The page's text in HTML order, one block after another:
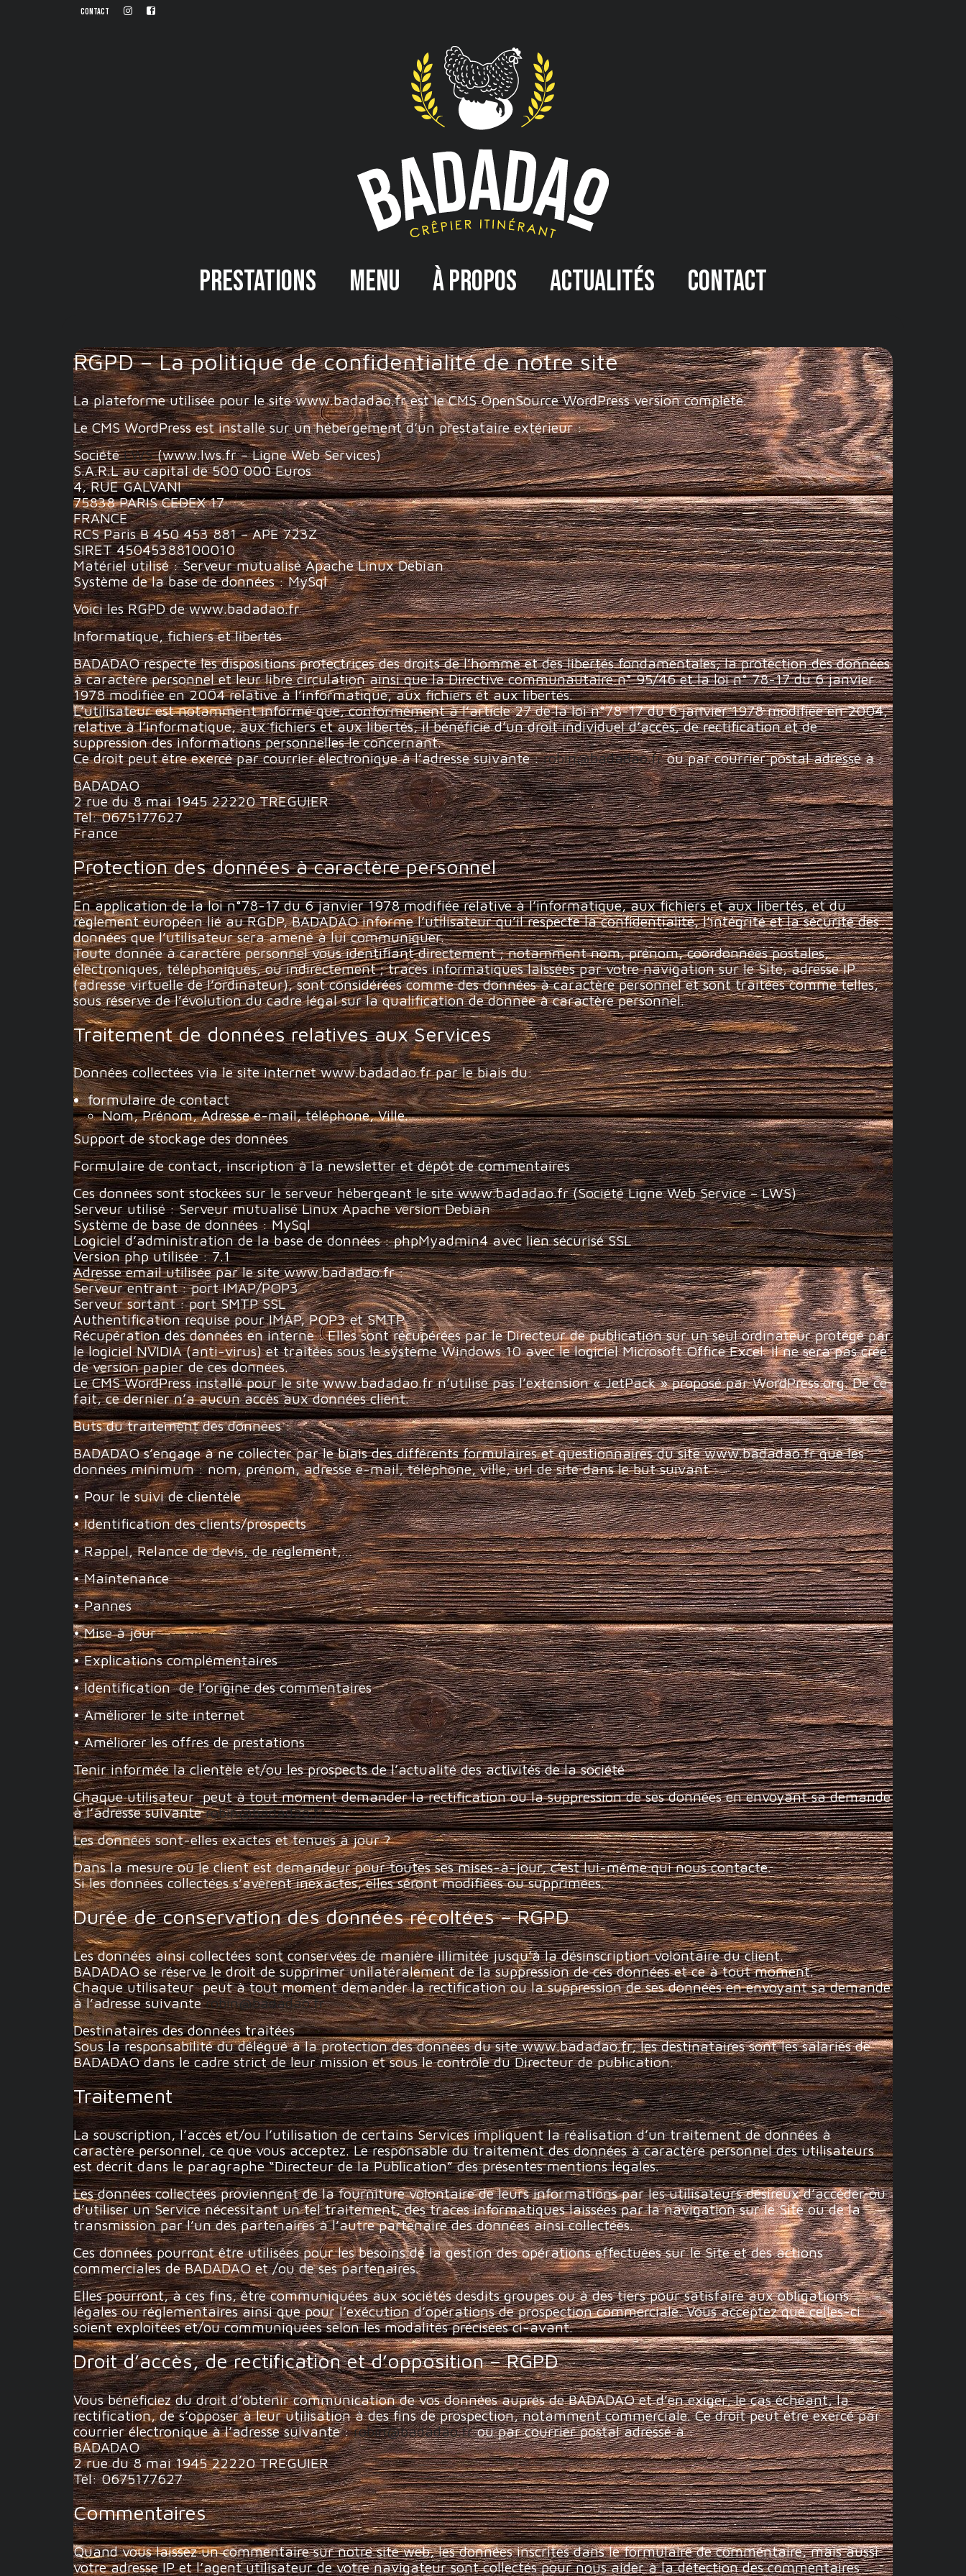
Contact
Prestations Menu À propos Actualités Contact
RGPD – La politique de confidentialité de notre site
La plateforme utilisée pour le site www.badadao.fr est le CMS OpenSource WordPress version complète.
Le CMS WordPress est installé sur un hébergement d’un prestataire extérieur :
SociétéLWS(www.lws.fr – Ligne Web Services)
S.A.R.L au capital de 500 000 Euros
4, RUE GALVANI
75838 PARIS CEDEX 17
FRANCE
RCS Paris B 450 453 881 – APE 723Z
SIRET 45045388100010
Matériel utilisé : Serveur mutualisé Apache Linux Debian
Système de la base de données : MySql
Voici les RGPD de www.badadao.fr
Informatique, fichiers et libertés
BADADAO respecte les dispositions protectrices des droits de l’homme et des libertés fondamentales, la protection des données
à caractère personnel et leur libre circulation ainsi que la Directive communautaire n° 95/46 et la loi n° 78-17 du 6 janvier
1978 modifiée en 2004 relative à l’informatique, aux fichiers et aux libertés.
L’utilisateur est notamment informé que, conformément à l’article 27 de la loi n°78-17 du 6 janvier 1978 modifiée en 2004,
relative à l’informatique, aux fichiers et aux libertés, il bénéficie d’un droit individuel d’accès, de rectification et de
suppression des informations personnelles le concernant.
Ce droit peut être exercé par courrier électronique à l’adresse suivante :robin@badadao.frou par courrier postal adressé à :
BADADAO
2 rue du 8 mai 1945 22220 TREGUIER
Tél: 0675177627
France
Protection des données à caractère personnel
En application de la loi n°78-17 du 6 janvier 1978 modifiée relative à l’informatique, aux fichiers et aux libertés, et du
règlement européen lié au RGDP, BADADAO informe l’utilisateur qu’il respecte la confidentialité, l’intégrité et la sécurité des
données que l’utilisateur sera amené à lui communiquer.
Toute donnée à caractère personnel vous identifiant directement ; notamment nom, prénom, coordonnées postales,
électroniques, téléphoniques, ou indirectement ; traces informatiques laissées par votre navigation sur le Site, adresse IP
(adresse virtuelle de l’ordinateur), sont considérées comme des données à caractère personnel et sont traitées comme telles,
sous réserve de l’évolution du cadre légal sur la qualification de donnée à caractère personnel.
Traitement de données relatives aux Services
Données collectées via le site internet www.badadao.fr par le biais du:
formulaire de contact
Nom, Prénom, Adresse e-mail, téléphone, Ville.
Support de stockage des données
Formulaire de contact, inscription à la newsletter et dépôt de commentaires
Ces données sont stockées sur le serveur hébergeant le site www.badadao.fr (Société Ligne Web Service – LWS)
Serveur utilisé : Serveur mutualisé Linux Apache version Debian
Système de base de données : MySql
Logiciel d’administration de la base de données : phpMyadmin4 avec lien sécurisé SSL
Version php utilisée : 7.1
Adresse email utilisée par le site www.badadao.fr :
Serveur entrant : port IMAP/POP3
Serveur sortant : port SMTP SSL
Authentification requise pour IMAP, POP3 et SMTP
Récupération des données en interne : Elles sont récupérées par le Directeur de publication sur un seul ordinateur protégé par
le logiciel NVIDIA (anti-virus) et traitées sous le système Windows 10 avec le logiciel Microsoft Office Excel. Il ne sera pas créé
de version papier de ces données.
Le CMS WordPress installé pour le site www.badadao.fr n’utilise pas l’extension « JetPack » proposé par WordPress.org. De ce
fait, ce dernier n’a aucun accès aux données client.
Buts du traitement des données :
BADADAO s’engage à ne collecter par le biais des différents formulaires et questionnaires du site www.badadao.fr que les
données minimum : nom, prénom, adresse e-mail, téléphone, ville, url de site dans le but suivant :
• Pour le suivi de clientèle
• Identification des clients/prospects
• Rappel, Relance de devis, de règlement,…
• Maintenance
• Pannes
• Mise à jour
• Explications complémentaires
• Identification de l’origine des commentaires
• Améliorer le site internet
• Améliorer les offres de prestations
Tenir informée la clientèle et/ou les prospects de l’actualité des activités de la société
Chaque utilisateur peut à tout moment demander la rectification ou la suppression de ses données en envoyant sa demande
à l’adresse suivanterobin@badadao.fr
Les données sont-elles exactes et tenues à jour ?
Dans la mesure où le client est demandeur pour toutes ses mises-à-jour, c’est lui-même qui nous contacte.
Si les données collectées s’avèrent inexactes, elles seront modifiées ou supprimées.
Durée de conservation des données récoltées – RGPD
Les données ainsi collectées sont conservées de manière illimitée jusqu’à la désinscription volontaire du client.
BADADAO se réserve le droit de supprimer unilatéralement de la suppression de ces données et ce à tout moment.
Chaque utilisateur peut à tout moment demander la rectification ou la suppression de ses données en envoyant sa demande
à l’adresse suivanterobin@badadao.fr
Destinataires des données traitées
Sous la responsabilité du délégué à la protection des données du site www.badadao.fr, les destinataires sont les salariés de
BADADAO dans le cadre strict de leur mission et sous le contrôle du Directeur de publication.
Traitement
La souscription, l’accès et/ou l’utilisation de certains Services impliquent la réalisation d’un traitement de données à
caractère personnel, ce que vous acceptez. Le responsable du traitement des données à caractère personnel des utilisateurs
est décrit dans le paragraphe “Directeur de la Publication” des présentes mentions légales.
Les données collectées proviennent de la fourniture volontaire de leurs informations par les utilisateurs désireux d’accéder ou
d’utiliser un Service nécessitant un tel traitement, des traces informatiques laissées par la navigation sur le Site ou de la
transmission par l’un des partenaires à l’autre partenaire des données ainsi collectées.
Ces données pourront être utilisées pour les besoins de la gestion des opérations effectuées sur le Site et des actions
commerciales de BADADAO et /ou de ses partenaires.
Elles pourront, à ces fins, être communiquées aux sociétés desdits groupes ou à des tiers pour satisfaire aux obligations
légales ou réglementaires ainsi que pour l’exécution d’opérations de prospection commerciale. Vous acceptez que celles-ci
soient exploitées et/ou communiquées selon les modalités précisées ci-avant.
Droit d’accès, de rectification et d’opposition – RGPD
Vous bénéficiez du droit d’obtenir communication de vos données auprès de BADADAO et d’en exiger, le cas échéant, la
rectification, de s’opposer à leur utilisation à des fins de prospection, notamment commerciale. Ce droit peut être exercé par
courrier électronique à l’adresse suivante :robin@badadao.frou par courrier postal adressé à :
BADADAO
2 rue du 8 mai 1945 22220 TREGUIER
Tél: 0675177627
Commentaires
Quand vous laissez un commentaire sur notre site web, les données inscrites dans le formulaire de commentaire, mais aussi
votre adresse IP et l’agent utilisateur de votre navigateur sont collectés pour nous aider à la détection des commentaires